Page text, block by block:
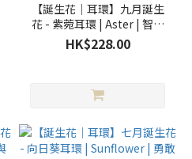
【誕生花｜耳環】九月誕生
花 - 紫菀耳環 | Aster | 智慧
與堅強的溫柔
HK$228.00